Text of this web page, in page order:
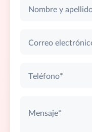
Nombre y
Correo
Teléfono*
Mensaje*